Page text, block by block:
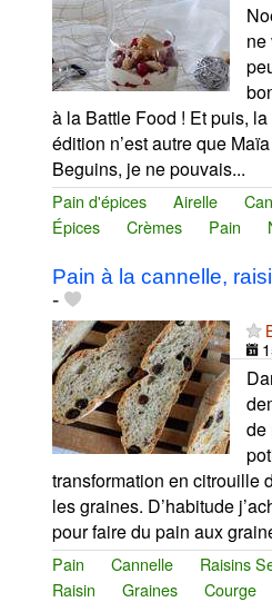
ne
à la Battle Food ! Et puis,
édition n’est autre que
Beguins, je ne pouvais...
Pain d'épices Airelle
Épices
Crèmes Pain
Pain à la cannelle,
-
de
transformation en citrouille
les graines. D’habitude
pour faire du pain aux
Pain Cannelle Raisins
Raisin
Graines Courge